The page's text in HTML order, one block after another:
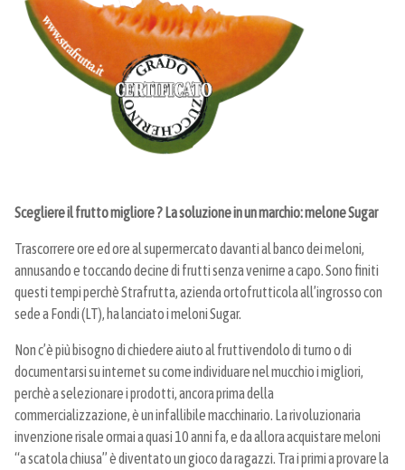
Scegliere il frutto migliore ? La soluzione in un marchio: melone Sugar
Trascorrere ore ed ore al supermercato davanti al banco dei meloni,
annusando e toccando decine di frutti senza venirne a capo. Sono finiti
questi tempi perchè Strafrutta, azienda ortofrutticola all’ingrosso con
sede a Fondi (LT), ha lanciato i meloni Sugar.
Non c’è più bisogno di chiedere aiuto al fruttivendolo di turno o di
documentarsi su internet su come individuare nel mucchio i migliori,
perchè a selezionare i prodotti, ancora prima della
commercializzazione, è un infallibile macchinario. La rivoluzionaria
invenzione risale ormai a quasi 10 anni fa, e da allora acquistare meloni
“a scatola chiusa” è diventato un gioco da ragazzi. Tra i primi a provare la